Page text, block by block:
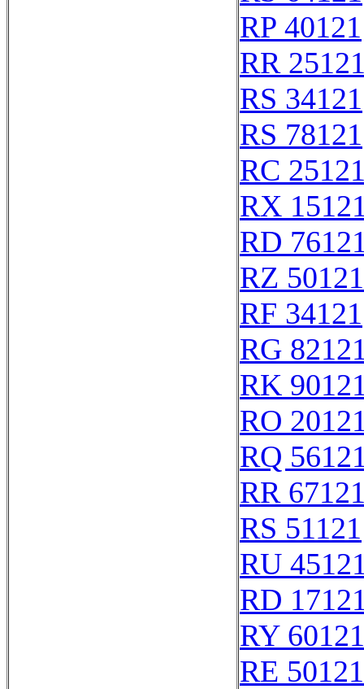
RP 40121
RR
RS 34121
RS 78121
RC
RX
RD
RZ 50121
RF 34121
RG
RK
RO
RQ
RR
RS 51121
RU
RD
RY 60121
RE 50121